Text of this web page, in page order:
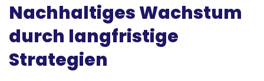
Nachhaltiges Wachstum
durch langfristige
Strategien